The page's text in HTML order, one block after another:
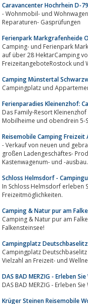
Caravancenter Hochrhein D-
- Wohnmobil- und
Reparaturen- Gasprüfungen
Ferienpark Markgrafenheide
Camping- und Ferienpark Markgrafenheide Ausspannen und Kraft auftanken an der
auf über 28 HektarCamping
FreizeitangeboteRostock und
Camping Münstertal
Campingplatz und
Ferienparadies Kleinenzhof:
Das Family-Resort Kleinenzhof
Mobilheime und obendrein 5-
Reisemobile Camping Freizeit
- Verkauf von neuen und
großen Ladengeschäftes-
Kastenwagenum- und -
Schloss Helmsdorf -
In Schloss Helmsdorf erleben
Freizeitmöglichkeiten.
Camping & Natur pur am
Camping & Natur pur am Falkensteinsee...Wasser, Strand, Wiese,
Falkensteinsee!
Campingplatz
Campingplatz Deutschbaselitz -
Vielzahl an Freizeit- und
DAS BAD MERZIG - Erleben
DAS BAD MERZIG - Erleben
Krüger Steinen Reisemobile